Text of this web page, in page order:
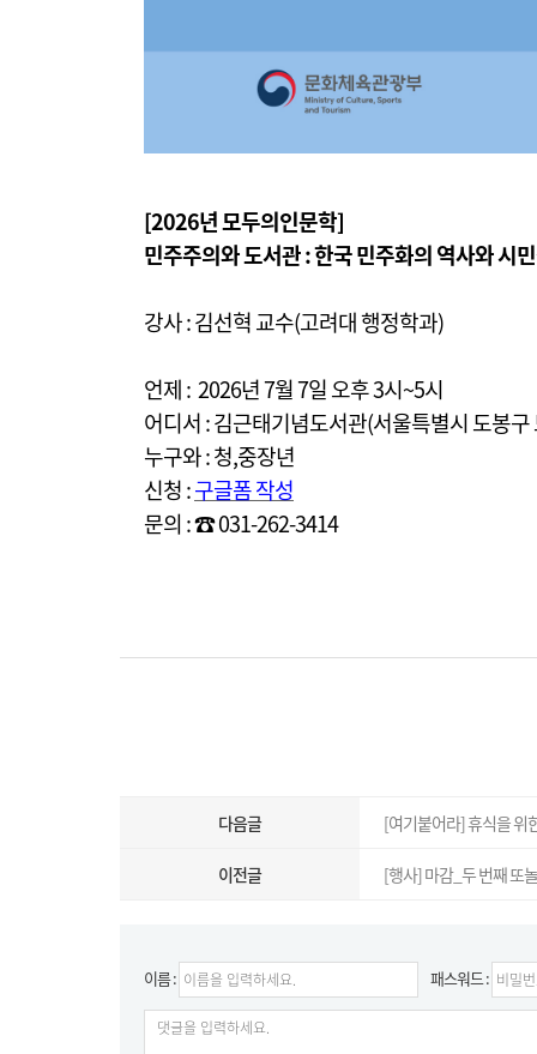
[2026년 모두의인문학]
민주주의와 도서관 : 한국 민주화의 역사와 시
강사 : 김선혁 교수(고려대 행정학과)
언제 : 2026년 7월 7일 오후 3시~5시
어디서 : 김근태기념도서관(서울특별시 도봉구
누구와 : 청,중장년
신청 :구글폼 작성
문의 : ☎ 031-262-3414
다음글 [여기붙어라] 휴식을 위
이전글 [행사] 마감_두 번째 또
이름 : 패스워드 :